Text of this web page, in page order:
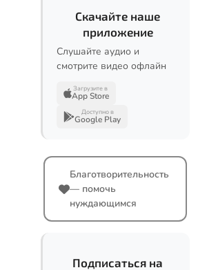
Скачайте наше
приложение
Слушайте аудио и
смотрите видео офлайн
Загрузите в
App Store
Доступно в
Google Play
Благотворительность
— помочь
нуждающимся
Подписаться на